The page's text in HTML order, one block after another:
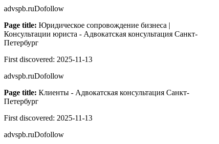
advspb.ruDofollow
Page title: Юридическое сопровождение бизнеса |
Консультации юриста - Адвокатская консультация Санкт-
Петербург
First discovered: 2025-11-13
advspb.ruDofollow
Page title: Клиенты - Адвокатская консультация Санкт-
Петербург
First discovered: 2025-11-13
advspb.ruDofollow